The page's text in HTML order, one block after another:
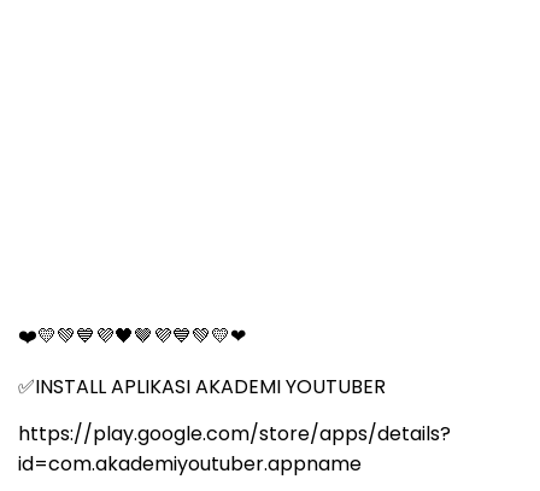
❤💛💚💙💜🖤🤎 💜💙💚💛❤
✅INSTALL APLIKASI AKADEMI YOUTUBER
https://play.google.com/store/apps/details?
id=com.akademiyoutuber.appname